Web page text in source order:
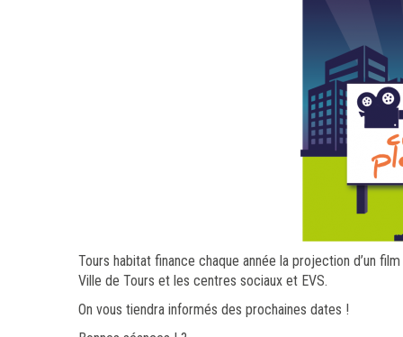
Tours habitat finance chaque année la projection d’un
Ville de Tours et les centres sociaux et EVS.
On vous tiendra informés des prochaines dates !